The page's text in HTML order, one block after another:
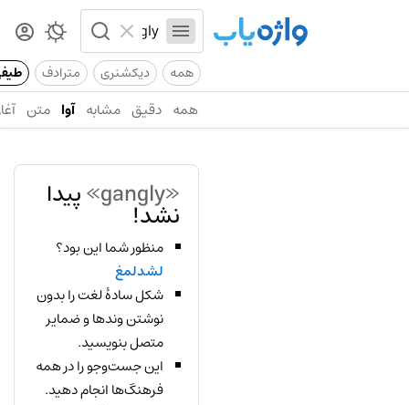
همه دیکشنری مترادف
همه دقیق مشابه آوا متن
«gangly» پیدا
نشد!
منظور شما این بود؟
لشدلمغ
شکل سادهٔ لغت را بدون
نوشتن وندها و ضمایر
متصل بنویسید.
این جست‌وجو را در همه
فرهنگ‌ها انجام دهید.